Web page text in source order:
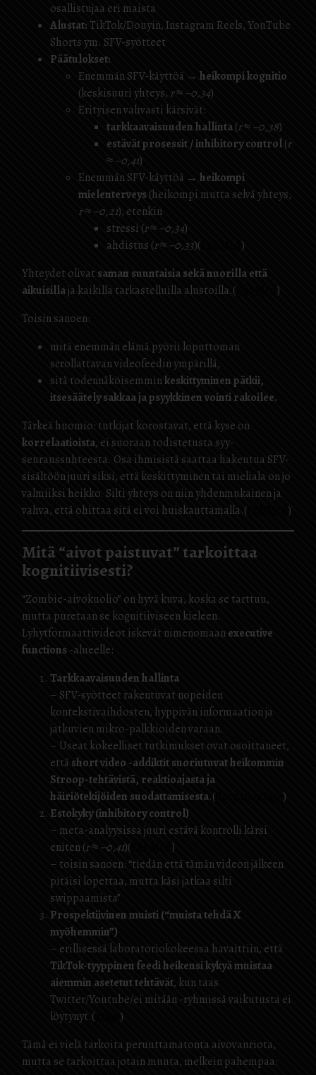
osallistujaa eri maista
Alustat:TikTok/Douyin, Instagram Reels, YouTube
Shorts ym. SFV-syötteet
Päätulokset:
Enemmän SFV-käyttöä → heikompi kognitio
(keskisuuri yhteys, r ≈ −0,34)
Erityisen vahvasti kärsivät:
tarkkaavaisuuden hallinta(r ≈ −0,38)
estävät prosessit / inhibitory control(r
≈ −0,41)
Enemmän SFV-käyttöä → heikompi
mielenterveys (heikompi mutta selvä yhteys,
r ≈ −0,21), etenkin
stressi (r ≈ −0,34)
ahdistus (r ≈ −0,33)(
)
Yhteydet olivat saman suuntaisia sekä nuorilla että
aikuisillaja kaikilla tarkastelluilla alustoilla.(
)
Toisin sanoen:
mitä enemmän elämä pyörii loputtoman
scrollattavan videofeedin ympärillä,
sitä todennäköisemminkeskittyminen pätkii,
itsesäätely sakkaa ja psyykkinen vointi rakoilee.
Tärkeä huomio: tutkijat korostavat, että kyse on
korrelaatioista, ei suoraan todistetusta syy-
seuraussuhteesta. Osa ihmisistä saattaa hakeutua SFV-
sisältöön juuri siksi, että keskittyminen tai mieliala on jo
valmiiksi heikko. Silti yhteys on niin yhdenmukainen ja
vahva, että ohittaa sitä ei voi huiskauttamalla.(
)
Mitä “aivot paistuvat” tarkoittaa
kognitiivisesti?
“Zombie-aivokuolio” on hyvä kuva, koska se tarttuu,
mutta puretaan se kognitiiviseen kieleen.
Lyhytformaattivideot iskevät nimenomaanexecutive
functions -alueelle:
Tarkkaavaisuuden hallinta
– SFV-syötteet rakentuvat nopeiden
kontekstivaihdosten, hyppivän informaation ja
jatkuvien mikro-palkkioiden varaan.
– Useat kokeelliset tutkimukset ovat osoittaneet,
että short video -addiktit suoriutuvat heikommin
Stroop-tehtävistä, reaktioajasta ja
häiriötekijöiden suodattamisesta.(
)
Estokyky (inhibitory control)
– meta-analyysissa juuri estävä kontrolli kärsi
eniten (r ≈ −0,41)(
)
– toisin sanoen: “tiedän että tämän videon jälkeen
pitäisi lopettaa, mutta käsi jatkaa silti
swippaamista”
Prospektiivinen muisti (“muista tehdä X
myöhemmin”)
– erillisessä laboratoriokokeessa havaittiin, että
TikTok-tyyppinen feedi heikensi kykyä muistaa
aiemmin asetetut tehtävät, kun taas
Twitter/Youtube/ei mitään -ryhmissä vaikutusta ei
löytynyt.(
)
Tämä ei vielä tarkoita peruuttamatonta aivovauriota,
mutta se tarkoittaa jotain muuta, melkein pahempaa: